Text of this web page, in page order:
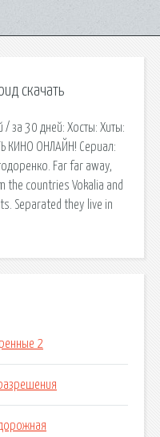
скачать
/ за 30 дней: Хосты: Хиты:
КИНО ОНЛАЙН! Сериал:
Far far away,
the countries Vokalia and
Separated they live in
2